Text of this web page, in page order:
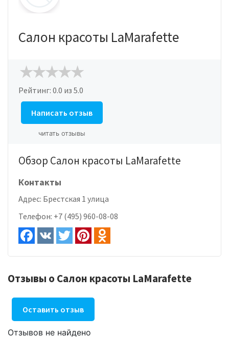
Салон красоты LaMarafette
Рейтинг: 0.0 из 5.0
Написать отзыв
читать отзывы
Обзор Салон красоты LaMarafette
Контакты
Адрес: Брестская 1 улица
Телефон: +7 (495) 960-08-08
Отзывы о Салон красоты LaMarafette
Оставить отзыв
Отзывов не найдено